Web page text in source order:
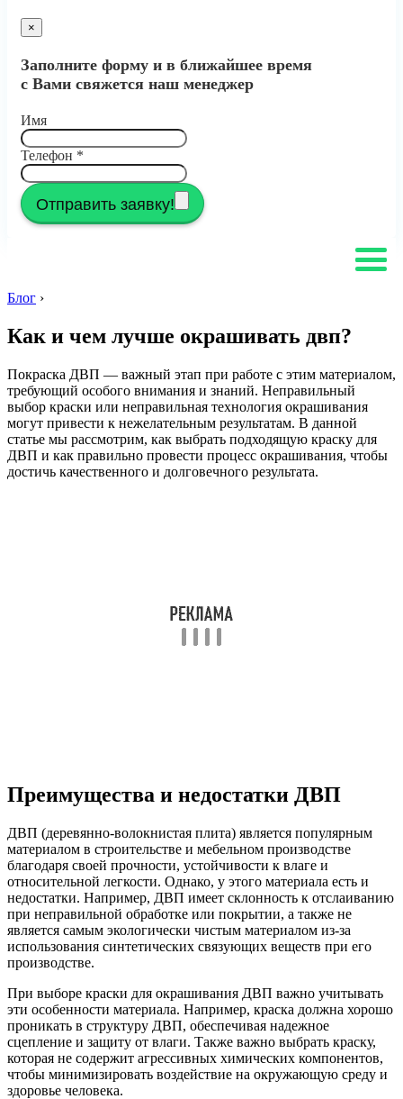
×
Заполните форму и в ближайшее время
с Вами свяжется наш менеджер
Имя
Телефон *
Отправить заявку!
Блог ›
Как и чем лучше окрашивать двп?
Покраска ДВП — важный этап при работе с этим материалом,
требующий особого внимания и знаний. Неправильный
выбор краски или неправильная технология окрашивания
могут привести к нежелательным результатам. В данной
статье мы рассмотрим, как выбрать подходящую краску для
ДВП и как правильно провести процесс окрашивания, чтобы
достичь качественного и долговечного результата.
Преимущества и недостатки ДВП
ДВП (деревянно-волокнистая плита) является популярным
материалом в строительстве и мебельном производстве
благодаря своей прочности, устойчивости к влаге и
относительной легкости. Однако, у этого материала есть и
недостатки. Например, ДВП имеет склонность к отслаиванию
при неправильной обработке или покрытии, а также не
является самым экологически чистым материалом из-за
использования синтетических связующих веществ при его
производстве.
При выборе краски для окрашивания ДВП важно учитывать
эти особенности материала. Например, краска должна хорошо
проникать в структуру ДВП, обеспечивая надежное
сцепление и защиту от влаги. Также важно выбрать краску,
которая не содержит агрессивных химических компонентов,
чтобы минимизировать воздействие на окружающую среду и
здоровье человека.